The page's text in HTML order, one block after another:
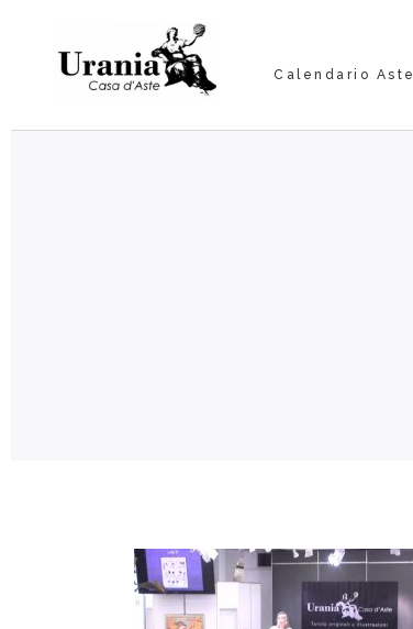
Calendario Aste